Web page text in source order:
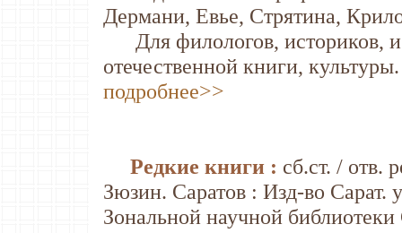
Дермани, Евье, Стрятина,
Для филологов, историков,
отечественной книги, культуры.
подробнее>>
Редкие книги : сб.ст. / отв.
Зюзин. Саратов : Изд-во Сарат.
Зональной научной